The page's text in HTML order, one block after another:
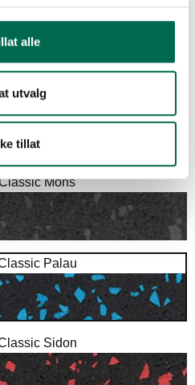
alle
utvalg
tillat
Manaus
Melbourne
Mons
Palau
Sidon